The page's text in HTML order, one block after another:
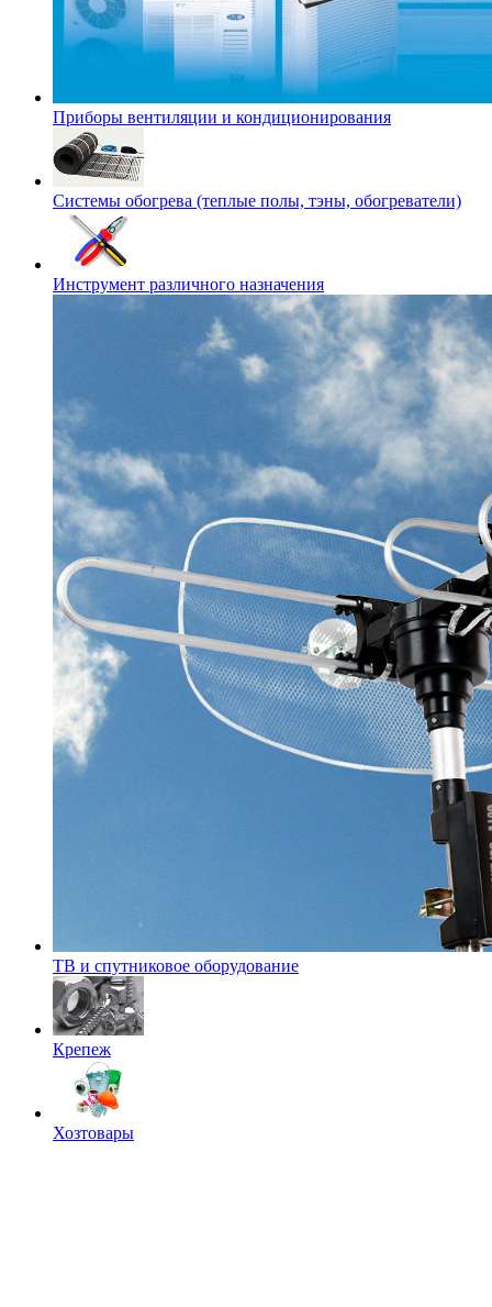
Приборы вентиляции и кондиционирования
Системы обогрева (теплые полы, тэны, обогреватели)
Инструмент различного назначения
ТВ и спутниковое оборудование
Крепеж
Хозтовары